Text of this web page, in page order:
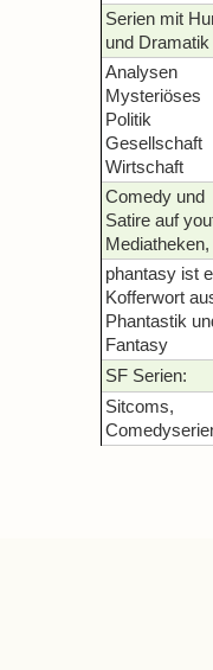
Serien mit
und Dramatik
Analysen
Mysteriöses
Politik
Gesellschaft
Wirtschaft
Comedy und
Satire auf
Mediatheken,
phantasy ist
Kofferwort
Phantastik
Fantasy
SF Serien:
Sitcoms,